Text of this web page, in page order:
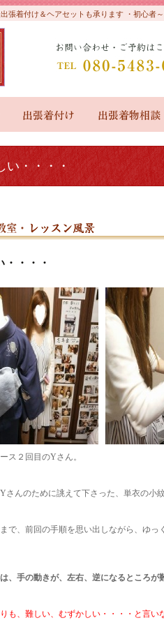
着付け＆ヘアセットも承ります ・初心
出張着付け 出張着物相談
い・・・・
・・・・
ス２回目のYさん。
さんのために誂えて下さった、単衣の小
で、前回の手順を思い出しながら、ゆっ
、手の動きが、左右、逆になるところが
も、難しい、むずかしい・・・・と言い